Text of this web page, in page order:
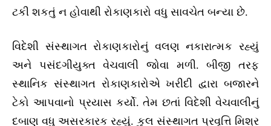
ટકી શકતું ન હોવાથી રોકાણકારો વધુ સાવચેત બન્યા છે.
વિદેશી સંસ્થાગત રોકાણકારોનું વલણ નકારાત્મક રહ્યું
અને પસંદગીયુક્ત વેચવાલી જોવા મળી. બીજી તરફ
સ્થાનિક સંસ્થાગત રોકાણકારોએ ખરીદી દ્વારા બજારને
ટેકો આપવાનો પ્રયાસ કર્યો. તેમ છતાં વિદેશી વેચવાલીનું
દબાણ વધુ અસરકારક રહ્યું. કુલ સંસ્થાગત પ્રવૃત્તિ મિશ્ર